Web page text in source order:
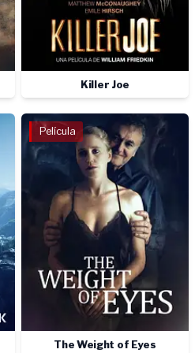
Killer Joe
Película
The Weight of Eyes